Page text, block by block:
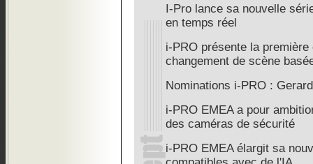
I-Pro lance sa nouvelle
en temps réel
i-PRO présente la
changement de scène
Nominations i-PRO :
i-PRO EMEA a pour
des caméras de sécurité
i-PRO EMEA élargit sa